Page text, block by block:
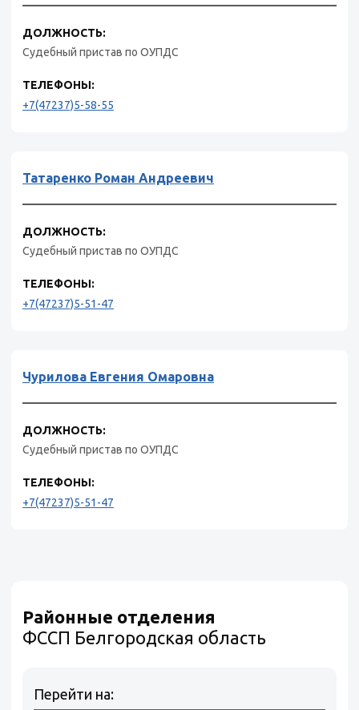
ДОЛЖНОСТЬ:
Судебный пристав по ОУПДС
ТЕЛЕФОНЫ:
+7(47237)5-58-55
Татаренко Роман Андреевич
ДОЛЖНОСТЬ:
Судебный пристав по ОУПДС
ТЕЛЕФОНЫ:
+7(47237)5-51-47
Чурилова Евгения Омаровна
ДОЛЖНОСТЬ:
Судебный пристав по ОУПДС
ТЕЛЕФОНЫ:
+7(47237)5-51-47
Районные отделения
ФССП Белгородская область
Перейти на: